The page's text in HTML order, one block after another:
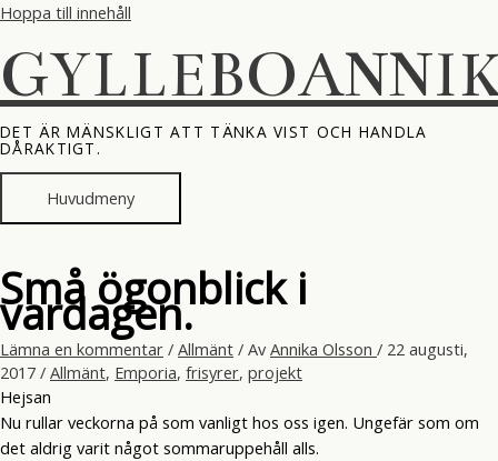
Hoppa till innehåll
DET ÄR MÄNSKLIGT ATT TÄNKA VIST OCH HANDLA
DÅRAKTIGT.
Huvudmeny
Små ögonblick i
vardagen.
Lämna en kommentar / Allmänt / Av Annika Olsson / 22 augusti,
2017 / Allmänt, Emporia, frisyrer, projekt
Hejsan
Nu rullar veckorna på som vanligt hos oss igen. Ungefär som om
det aldrig varit något sommaruppehåll alls.